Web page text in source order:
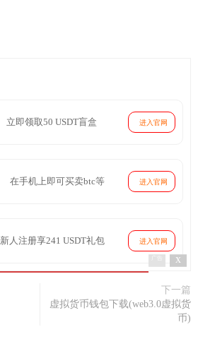
立即领取50 USDT盲盒 进入官网
在手机上即可买卖btc等 进入官网
新人注册享241 USDT礼包 进入官网
x
下一篇
虚拟货币钱包下载(web3.0虚拟货
币)